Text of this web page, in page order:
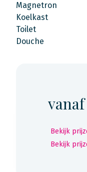
Magnetron
Koelkast
Toilet
Douche
vanaf
Bekijk
Bekijk